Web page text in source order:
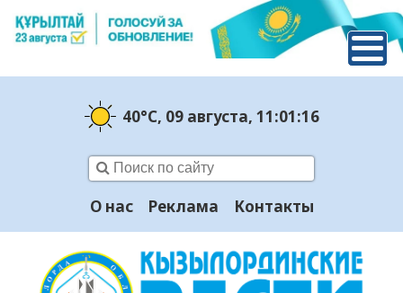
40°C, 09 августа, 11:01:18
О нас Реклама Контакты